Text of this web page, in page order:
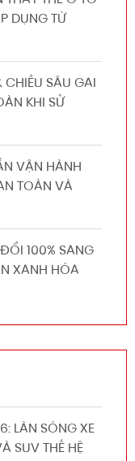
DỤNG TỪ
SÂU GAI
KHI SỬ
VẬN HÀNH
TOÀN VÀ
100% SANG
XANH HÓA
LÀN SÓNG XE
SUV THẾ HỆ